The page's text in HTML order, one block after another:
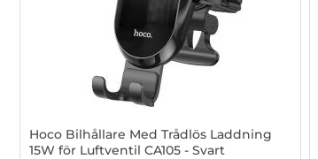
Hoco Bilhållare Med Trådlös Laddning
15W för Luftventil CA105 - Svart